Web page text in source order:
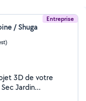
Entreprise
/ Shuga
3D de votre
Jardin